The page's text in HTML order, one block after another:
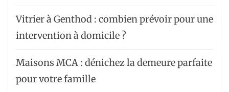
Vitrier à Genthod : combien prévoir pour une
intervention à domicile ?
Maisons MCA : dénichez la demeure parfaite
pour votre famille